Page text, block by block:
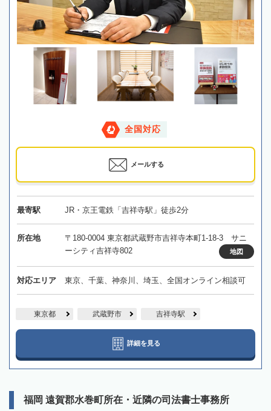
全国対応
メールする
最寄駅 JR・京王電鉄「吉祥寺駅」徒歩2分
所在地
〒180-0004 東京都武蔵野市吉祥寺本町1-18-3 サニ
ーシティ吉祥寺802
地図
対応エリア 東京、千葉、神奈川、埼玉、全国オンライン相談可
東京都 武蔵野市 吉祥寺駅
詳細を見る
福岡 遠賀郡水巻町所在・近隣の司法書士事務所